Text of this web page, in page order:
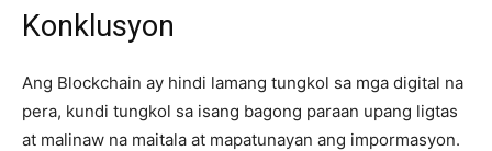
Konklusyon
Ang Blockchain ay hindi lamang tungkol sa mga digital na
pera, kundi tungkol sa isang bagong paraan upang ligtas
at malinaw na maitala at mapatunayan ang impormasyon.